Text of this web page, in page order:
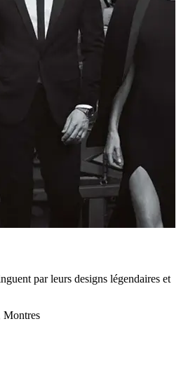
par leurs designs légendaires et
Montres